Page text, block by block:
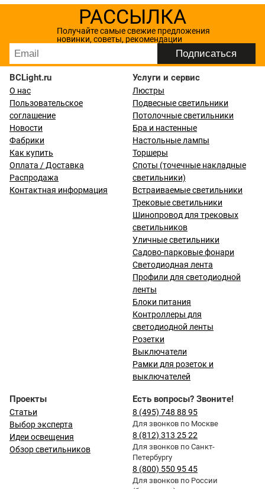
РАССЫЛКА
Получайте самые свежие предложения
новинки, советы, рекомендации
BCLight.ru
О нас
Пользовательское
соглашение
Новости
Фабрики
Как купить
Оплата / Доставка
Распродажа
Контактная информация
Услуги и сервис
Люстры
Подвесные светильники
Потолочные светильники
Бра и настенные
Настольные лампы
Торшеры
Споты (точечные накладные
светильники)
Встраиваемые светильники
Трековые светильники
Шинопровод для трековых
светильников
Уличные светильники
Садово-парковые фонари
Светодиодная лента
Профили для светодиодной
ленты
Блоки питания
Контроллеры для
светодиодной ленты
Розетки
Выключатели
Рамки для розеток и
выключателей
Проекты
Статьи
Выбор эксперта
Идеи освещения
Обзор светильников
Есть вопросы? Звоните!
8 (495) 748 88 95
Для звонков по Москве
8 (812) 313 25 22
Для звонков по Санкт-
Петербургу
8 (800) 550 95 45
Для звонков по России